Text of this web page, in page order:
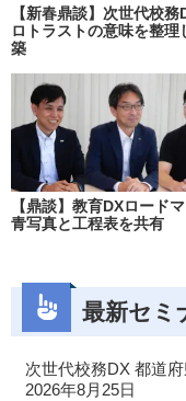
【新春鼎談】次世代校務
ロトラストの意味を整理
築
【鼎談】教育DXロード
青写真と工程表を共有
最新セミ
次世代校務DX 都道
2026年8月25日